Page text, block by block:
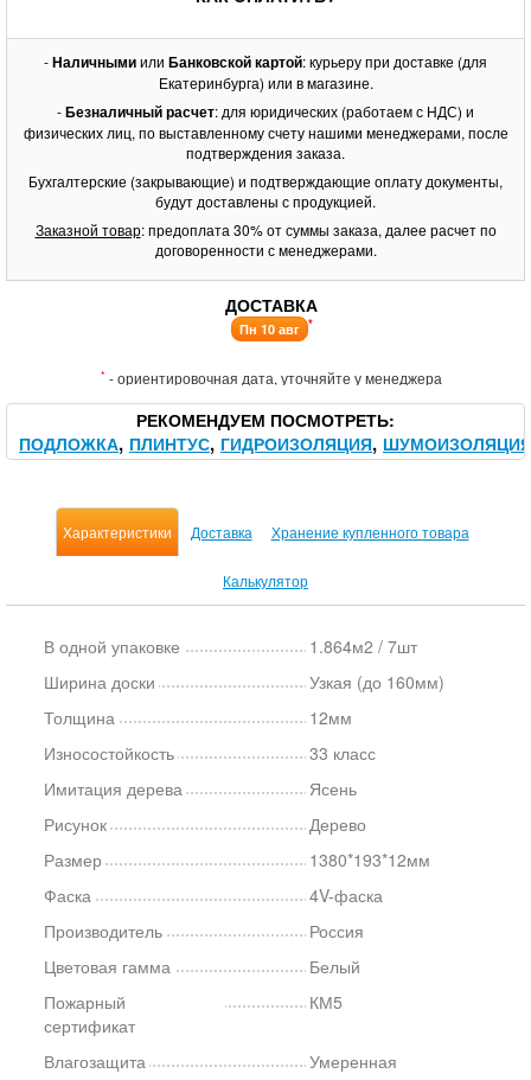
-Наличнымиили Банковской картой: курьеру при доставке (для
Екатеринбурга) или в магазине.
-Безналичный расчет: для юридических (работаем с НДС) и
физических лиц, по выставленному счету нашими менеджерами, после
подтверждения заказа.
Бухгалтерские (закрывающие) и подтверждающие оплату документы,
будут доставлены с продукцией.
Заказной товар: предоплата 30% от суммы заказа, далее расчет по
договоренности с менеджерами.
ДОСТАВКА
Пн 10 авг *
* - ориентировочная дата, уточняйте у менеджера
РЕКОМЕНДУЕМ ПОСМОТРЕТЬ
ПОДЛОЖКА ПЛИНТУС ГИДРОИЗОЛЯЦИЯ ШУМОИЗОЛЯЦИЯ
Характеристики Доставка Хранение купленного товара
Калькулятор
В одной упаковке
1.864м2 / 7шт
Ширина доски
Узкая (до 160мм)
Толщина
12мм
Износостойкость
33 класс
Имитация дерева
Ясень
Рисунок
Дерево
Размер
1380*193*12мм
Фаска
4V-фаска
Производитель
Россия
Цветовая гамма
Белый
Пожарный
сертификат
КМ5
Влагозащита Умеренная